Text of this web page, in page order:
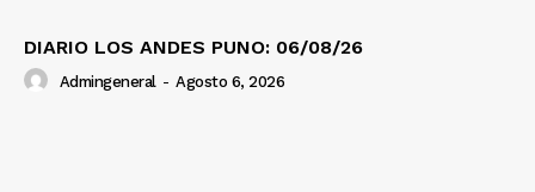
DIARIO LOS ANDES PUNO: 06/08/26
Admingeneral - Agosto 6, 2026